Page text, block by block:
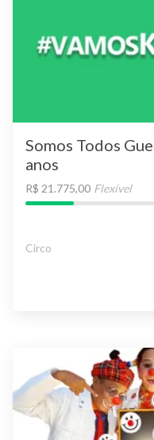
Somos Todos
anos
R$ 21.775,00 Flexível
Circo